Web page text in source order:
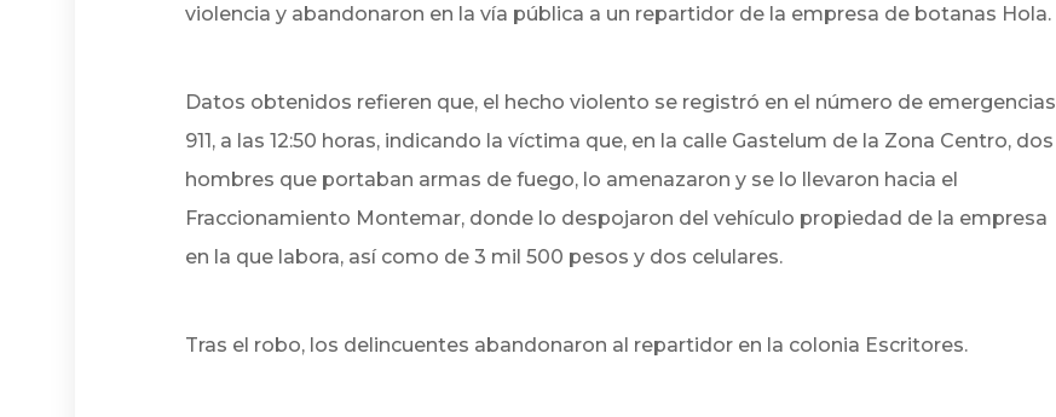
violencia y abandonaron en la vía pública a un repartidor de la empresa de botanas Hola.
Datos obtenidos refieren que, el hecho violento se registró en el número de emergencias
911, a las 12:50 horas, indicando la víctima que, en la calle Gastelum de la Zona Centro, dos
hombres que portaban armas de fuego, lo amenazaron y se lo llevaron hacia el
Fraccionamiento Montemar, donde lo despojaron del vehículo propiedad de la empresa
en la que labora, así como de 3 mil 500 pesos y dos celulares.
Tras el robo, los delincuentes abandonaron al repartidor en la colonia Escritores.